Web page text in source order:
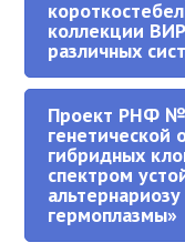
коллекции
различных
Проект РНФ №
генетической
гибридных
спектром
гермоплазмы»